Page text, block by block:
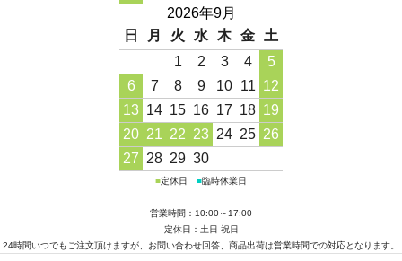
2026年9月
日
月 火 水 木 金
土
1
2 3 4
5
6
7 8 9 10 11 12
13 14 15 16 17 18 19
20 21 22 23 24 25 26
27 28 29 30
■定休日 ■臨時休業日
営業時間：10:00～17:00
定休日：土日 祝日
24時間いつでもご注文頂けますが、お問い合わせ回答、商品出荷は営業時間での対応となります。